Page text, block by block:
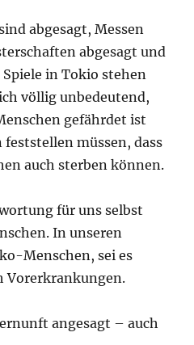
abgesagt, Messen
abgesagt und
in Tokio stehen
völlig unbedeutend,
gefährdet ist
müssen, dass
auch sterben können.
für uns selbst
In unseren
Menschen, sei es
Vorerkrankungen.
angesagt – auch